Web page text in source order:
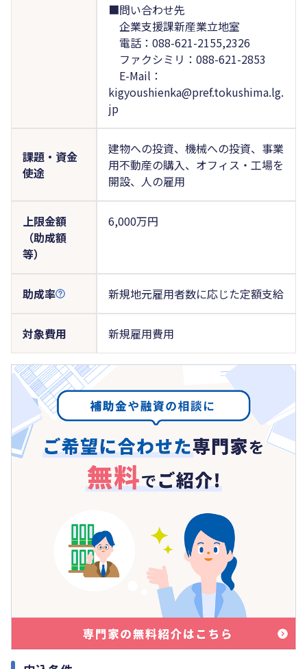
■問い合わせ先
企業支援課新産業立地室
電話：088-621-2155,2326
ファクシミリ：088-621-2853
E-Mail：
kigyoushienka@pref.tokushima.lg.
jp
課題・資金
使途
建物への投資、機械への投資、事業
用不動産の購入、オフィス・工場を
開設、人の雇用
上限金額
（助成額
等）
6,000万円
助成率 新規地元雇用者数に応じた定額支給
対象費用 新規雇用費用